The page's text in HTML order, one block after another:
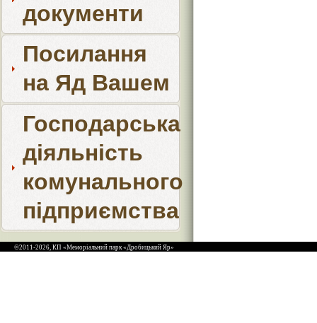
документи
Посилання
на Яд Вашем
Господарська
діяльність
комунального
підприємства
©2011-2026, КП «Меморіальний парк «Дробицький Яр»